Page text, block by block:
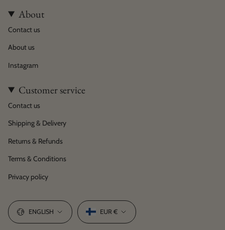
About
Contact us
About us
Instagram
Customer service
Contact us
Shipping & Delivery
Returns & Refunds
Terms & Conditions
Privacy policy
Language
ENGLISH Currency
EUR €